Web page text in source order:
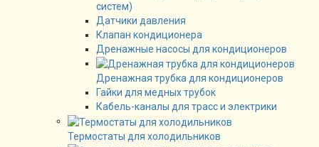
систем)
Датчики давления
Клапан кондиционера
Дренажные насосы для кондиционеров
Дренажная трубка для кондиционеров
Гайки для медных трубок
Кабель-каналы для трасс и электрики
Термостаты для холодильников